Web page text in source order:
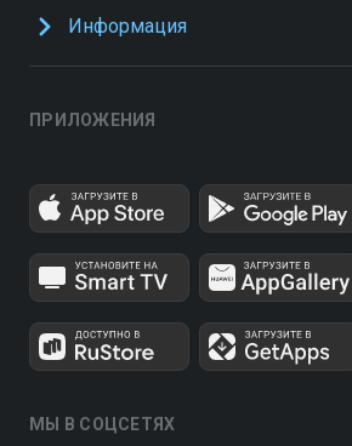
Информация
ПРИЛОЖЕНИЯ
МЫ В СОЦСЕТЯХ